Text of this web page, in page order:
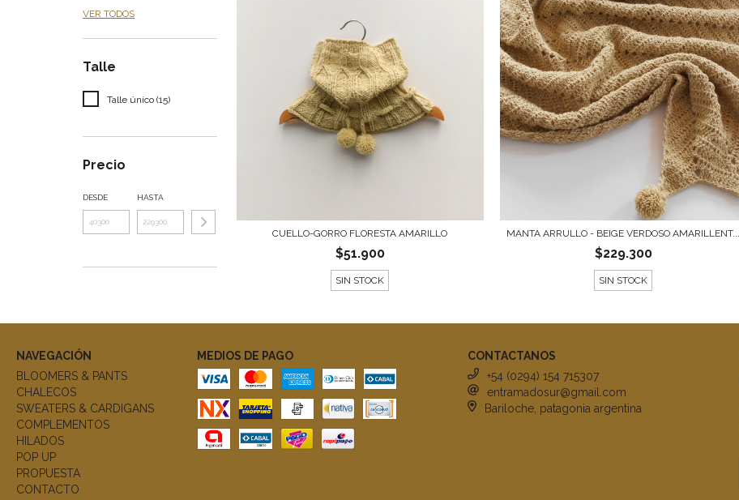
VER TODOS
Talle
Talle único (15)
Precio
DESDE HASTA
CUELLO-GORRO FLORESTA AMARILLO
$51.900
SIN STOCK
MANTA ARRULLO - BEIGE VERDOSO AMARILLENT...
$229.300
SIN STOCK
NAVEGACIÓN
BLOOMERS & PANTS
CHALECOS
SWEATERS & CARDIGANS
COMPLEMENTOS
HILADOS
POP UP
PROPUESTA
CONTACTO
MEDIOS DE PAGO
CONTACTANOS
+54 (0294) 154 715307
entramadosur@gmail.com
Bariloche, patagonia argentina